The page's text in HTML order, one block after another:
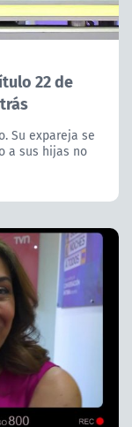
22 de
Su expareja se
a sus hijas no